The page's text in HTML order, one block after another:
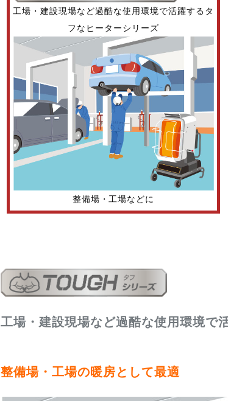
工場・建設現場など過酷な使用環境で活躍するタ
フなヒーターシリーズ
整備場・工場などに
工場・建設現場など過酷な使用環境で
整備場・工場の暖房として最適